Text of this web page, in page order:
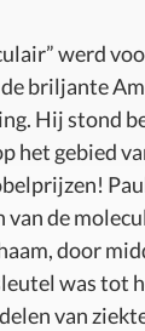
werd
briljante
Hij stond
het gebied
de
door
was tot
van